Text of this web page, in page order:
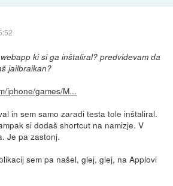
ki si ga inštaliral? predvidevam da
jailbraikan?
iphone/games/M...
in sem samo zaradi testa tole inštaliral.
si dodaš shortcut na namizje. V
Je pa zastonj.
sem pa našel, glej, glej, na Applovi